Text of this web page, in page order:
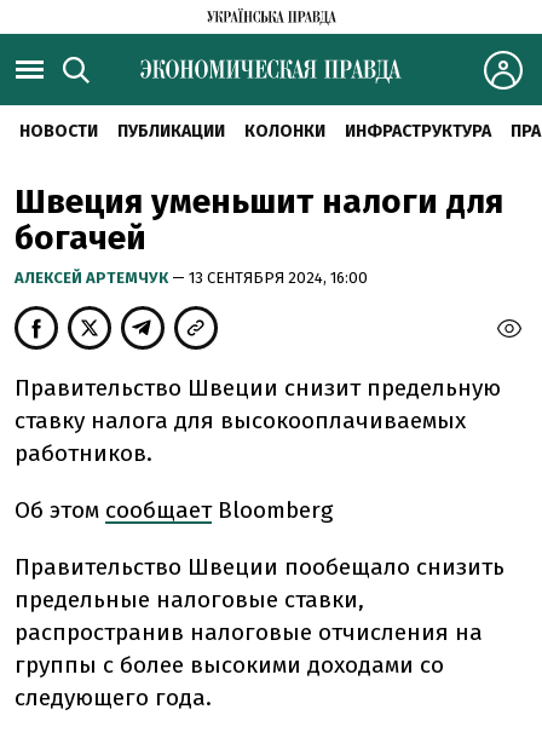
НОВОСТИ ПУБЛИКАЦИИ КОЛОНКИ ИНФРАСТРУКТУРА
Швеция уменьшит налоги для
богачей
АЛЕКСЕЙ АРТЕМЧУК — 13 СЕНТЯБРЯ 2024, 16:00
Правительство Швеции снизит предельную
ставку налога для высокооплачиваемых
работников.
Об этом сообщаетBloomberg
Правительство Швеции пообещало снизить
предельные налоговые ставки,
распространив налоговые отчисления на
группы с более высокими доходами со
следующего года.